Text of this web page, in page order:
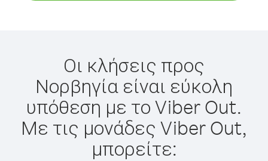
Οι κλήσεις προς
Νορβηγία είναι εύκολη
υπόθεση με το Viber Out.
Με τις μονάδες Viber Out,
μπορείτε: